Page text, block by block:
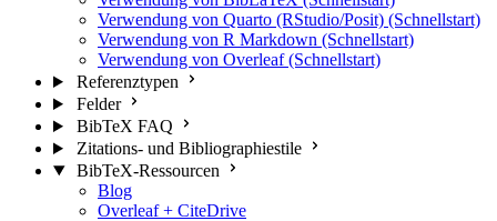
Verwendung von Quarto (RStudio/Posit) (Schnellstart)
Verwendung von R Markdown (Schnellstart)
Verwendung von Overleaf (Schnellstart)
Referenztypen
Felder
BibTeX FAQ
Zitations- und Bibliographiestile
BibTeX-Ressourcen
Blog
Overleaf + CiteDrive